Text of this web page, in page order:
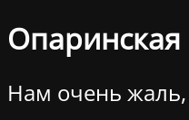
Опаринская
Нам очень жаль,